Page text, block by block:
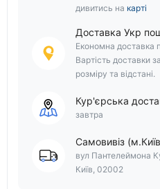
дивитись на карті
Доставка Укр
Економна доставка
Вартість доставки
розміру та відстані.
Кур'єрська
завтра
Самовивіз
вул Пантелеймона
Київ, 02002